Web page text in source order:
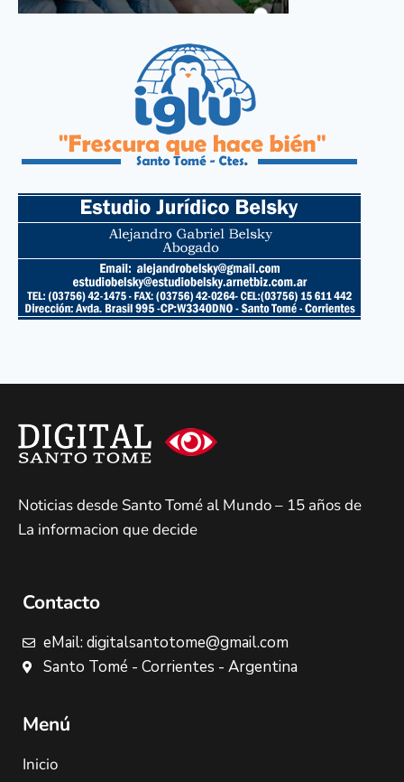
Noticias desde Santo Tomé al Mundo – 15 años de
La informacion que decide
Contacto
eMail: digitalsantotome@gmail.com
Santo Tomé - Corrientes - Argentina
Menú
Inicio